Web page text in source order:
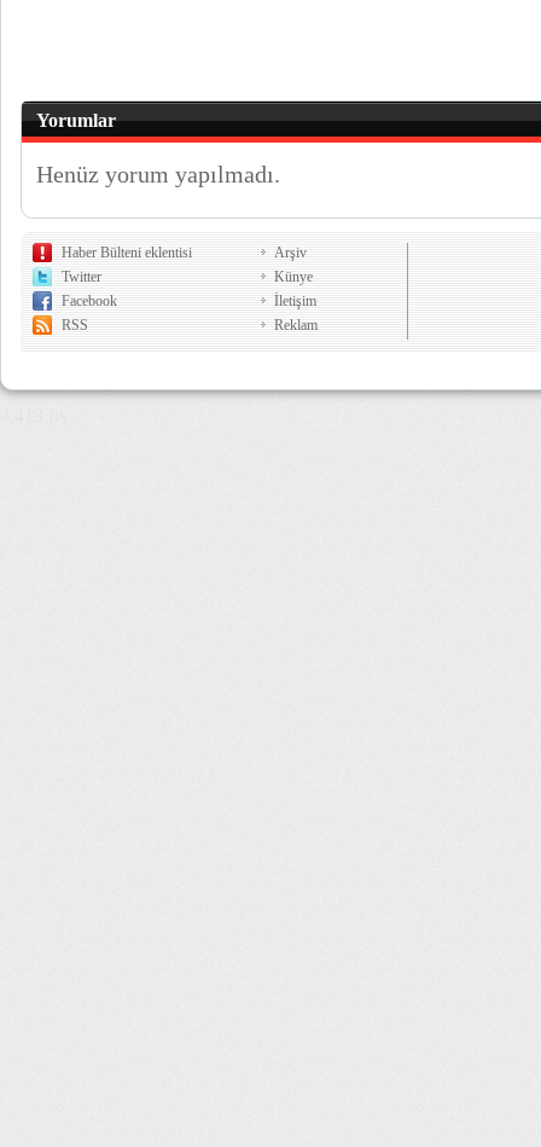
Yorumlar
Henüz yorum yapılmadı.
Haber Bülteni eklentisi
Twitter
Facebook
RSS
Arşiv
Künye
İletişim
Reklam